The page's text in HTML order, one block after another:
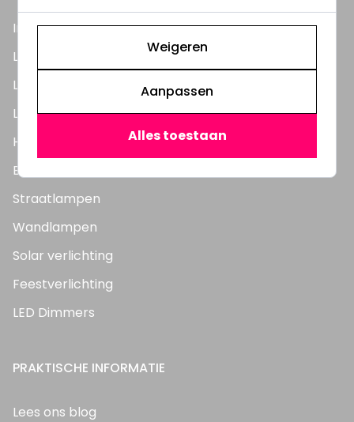
Inbouwspots
LED Lampen
LED TL Buizen
LED Panelen
Highbay's / Ufo's
Bouwlampen
Straatlampen
Wandlampen
Solar verlichting
Feestverlichting
LED Dimmers
PRAKTISCHE INFORMATIE
Lees ons blog
Weigeren
Aanpassen
Alles toestaan